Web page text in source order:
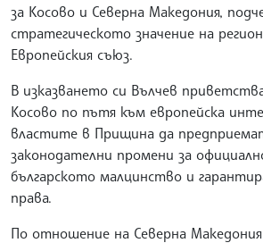
за Косово и Северна Македония,
стратегическото значение на
Европейския съюз.
В изказването си Вълчев
Косово по пътя към европейска
властите в Прищина да
законодателни промени за
българското малцинство и
права.
По отношение на Северна